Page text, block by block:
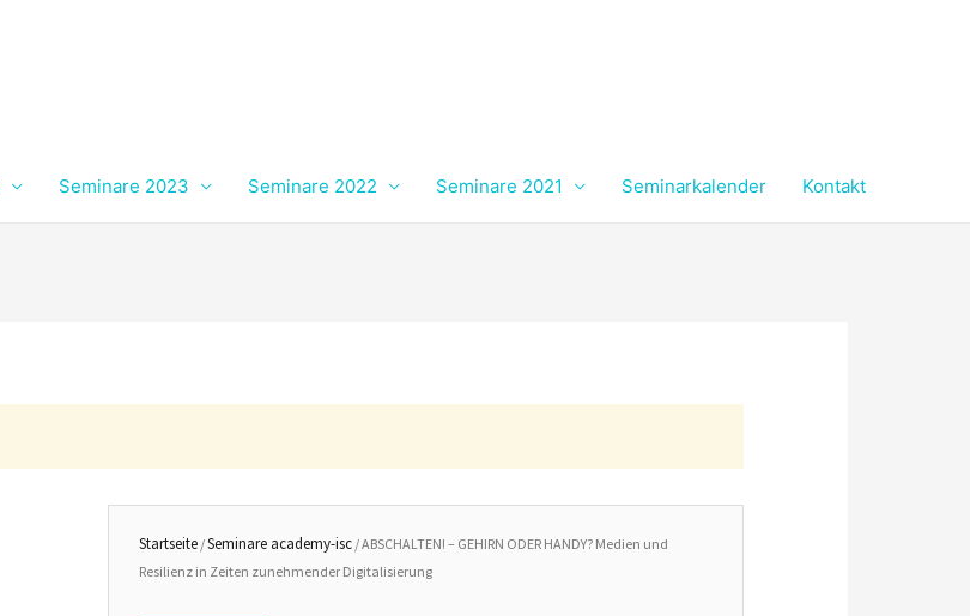
Seminare 2023 Seminare 2022 Seminare 2021 Seminarkalender Kontakt
Startseite/Seminare academy-isc/ ABSCHALTEN! – GEHIRN ODER HANDY? Medien und
Resilienz in Zeiten zunehmender Digitalisierung